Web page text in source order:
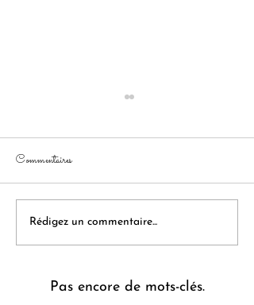
Chaussons aux pommes
Commentaires
Rédigez un commentaire...
Pas encore de mots-clés.